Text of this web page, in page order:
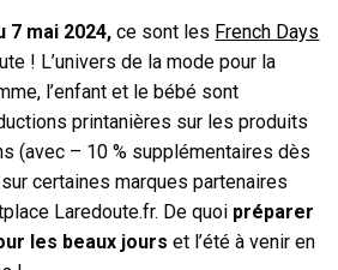
7 mai 2024,ce sont les French Days
! L’univers de la mode pour la
l’enfant et le bébé sont
printanières sur les produits
(avec – 10 % supplémentaires dès
certaines marques partenaires
Laredoute.fr. De quoi préparer
les beaux jourset l’été à venir en